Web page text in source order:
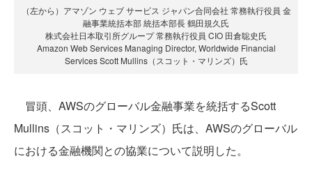
（左から）アマゾン ウェブ サービス ジャパン合同会社 常務執行役員 金
融事業統括本部 統括本部長 鶴田規久氏
株式会社日本取引所グループ 常務執行役員 CIO 田倉聡史氏
Amazon Web Services Managing Director, Worldwide Financial
Services Scott Mullins（スコット・マリンズ）氏
冒頭、AWSのグローバル金融事業を統括するScott
Mullins（スコット・マリンズ）氏は、AWSのグローバル
における金融機関との協業について説明した。